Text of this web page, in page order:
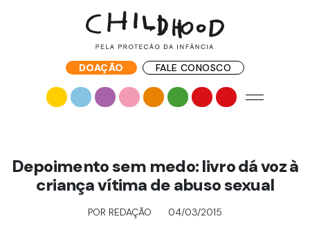
DOAÇÃO FALE CONOSCO
Depoimento sem medo: livro dá voz à
criança vítima de abuso sexual
POR REDAÇÃO 04/03/2015